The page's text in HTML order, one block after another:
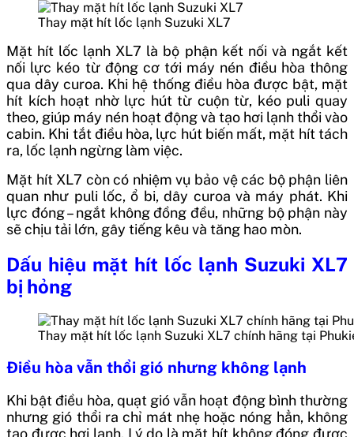
Thay mặt hít lốc lạnh Suzuki XL7
Mặt hít lốc lạnh XL7 là bộ phận kết nối và ngắt kết
nối lực kéo từ động cơ tới máy nén điều hòa thông
qua dây curoa. Khi hệ thống điều hòa được bật, mặt
hít kích hoạt nhờ lực hút từ cuộn từ, kéo puli quay
theo, giúp máy nén hoạt động và tạo hơi lạnh thổi vào
cabin. Khi tắt điều hòa, lực hút biến mất, mặt hít tách
ra, lốc lạnh ngừng làm việc.
Mặt hít XL7 còn có nhiệm vụ bảo vệ các bộ phận liên
quan như puli lốc, ổ bi, dây curoa và máy phát. Khi
lực đóng – ngắt không đồng đều, những bộ phận này
sẽ chịu tải lớn, gây tiếng kêu và tăng hao mòn.
Dấu hiệu mặt hít lốc lạnh Suzuki XL7
bị hỏng
Thay mặt hít lốc lạnh Suzuki XL7 chính hãng tại
Điều hòa vẫn thổi gió nhưng không lạnh
Khi bật điều hòa, quạt gió vẫn hoạt động bình thường
nhưng gió thổi ra chỉ mát nhẹ hoặc nóng hẳn, không
tạo được hơi lạnh. Lý do là mặt hít không đóng được